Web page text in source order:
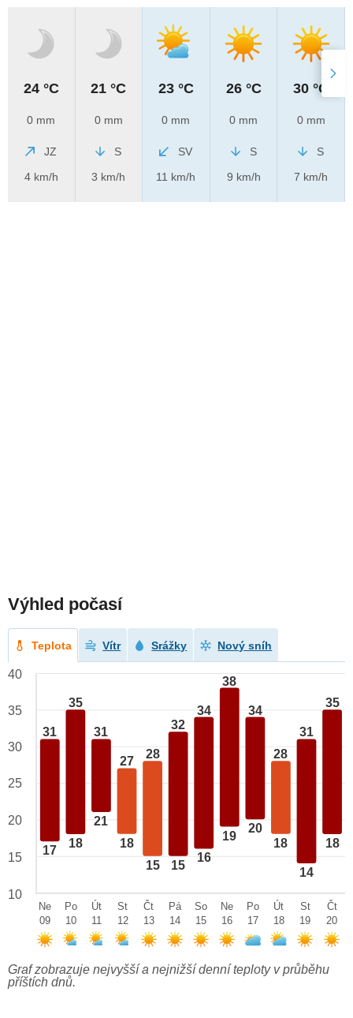
24 °C
0 mm
JZ
4 km/h
21 °C
0 mm
S
3 km/h
23 °C
0 mm
SV
11 km/h
26 °C
0 mm
S
9 km/h
30 °C
0 mm
S
7 km/h
Výhled počasí
Teplota Vítr Srážky Nový sníh
31
17
35
18
31
21
27
18
28
15
32
15
34
16
38
19
34
20
28
18
31
14
35
18
40
35
30
25
20
15
10
Ne
09
Po
10
Út
11
St
12
Čt
13
Pá
14
So
15
Ne
16
Po
17
Út
18
St
19
Čt
20
Graf zobrazuje nejvyšší a nejnižší denní teploty v průběhu
příštích dnů.